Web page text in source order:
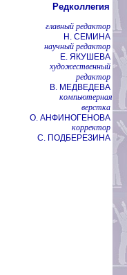
Редколлегия
главный редактор
Н. СЕМИНА
научный редактор
Е. ЯКУШЕВА
художественный
редактор
В. МЕДВЕДЕВА
компьютерная
верстка
О. АНФИНОГЕНОВА
корректор
С. ПОДБЕРЕЗИНА